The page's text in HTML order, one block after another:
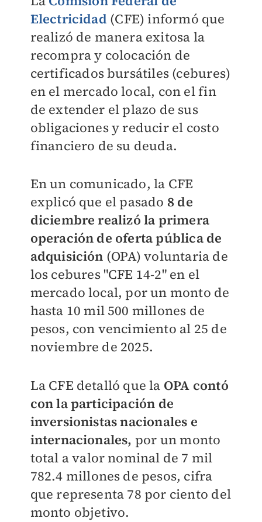
Electricidad (CFE) informó que
realizó de manera exitosa la
recompra y colocación de
certificados bursátiles (cebures)
en el mercado local, con el fin
de extender el plazo de sus
obligaciones y reducir el costo
financiero de su deuda.
En un comunicado, la CFE
explicó que el pasado 8 de
diciembre realizó la primera
operación de oferta pública de
adquisición (OPA) voluntaria de
los cebures "CFE 14-2" en el
mercado local, por un monto de
hasta 10 mil 500 millones de
pesos, con vencimiento al 25 de
noviembre de 2025.
La CFE detalló que la OPA contó
con la participación de
inversionistas nacionales e
internacionales, por un monto
total a valor nominal de 7 mil
782.4 millones de pesos, cifra
que representa 78 por ciento del
monto objetivo.